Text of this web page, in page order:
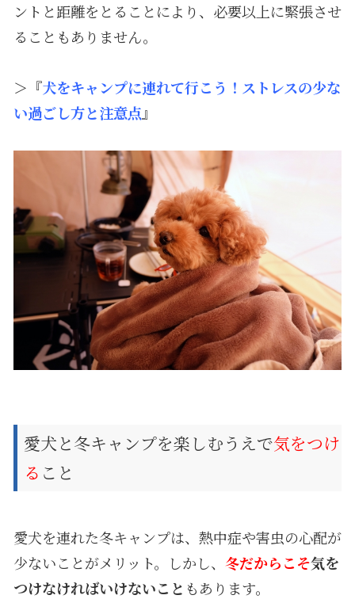
ントと距離をとることにより、必要以上に緊張させ
ることもありません。
＞『犬をキャンプに連れて行こう！ストレスの少な
い過ごし方と注意点』
愛犬と冬キャンプを楽しむうえで気をつけ
る こと
愛犬を連れた冬キャンプは、熱中症や害虫の心配が
少ないことがメリット。しかし、 冬だからこそ気を
つけなければいけないこと もあります。